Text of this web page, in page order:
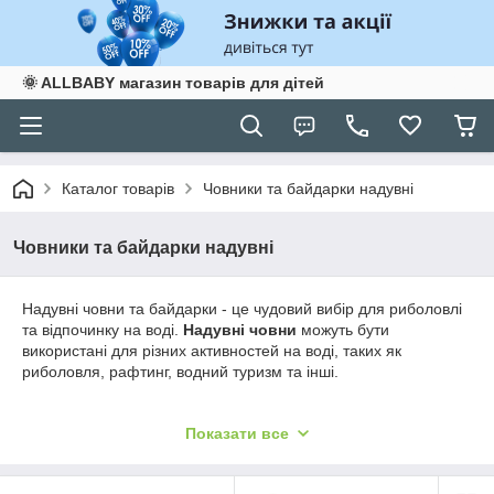
🌞 ALLBABY магазин товарів для дітей
Каталог товарів Човники та байдарки надувні
Човники та байдарки надувні
Надувні човни та байдарки - це чудовий вибір для риболовлі
та відпочинку на воді. Надувні човни можуть бути
використані для різних активностей на воді, таких як
риболовля, рафтинг, водний туризм та інші.
Наш інтернет-магазин пропонує широкий асортимент
активного відпочинку. Нашим клієнтам доступні надувні
Показати все